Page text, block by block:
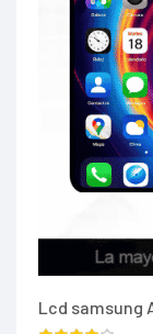
Lcd samsung